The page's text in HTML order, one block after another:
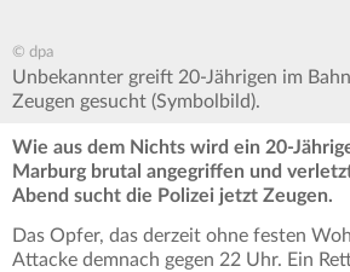
© dpa
Unbekannter greift 20-Jährigen im
Zeugen gesucht (Symbolbild).
Wie aus dem Nichts wird ein 20-
Marburg brutal angegriffen und
Abend sucht die Polizei jetzt Zeugen.
Das Opfer, das derzeit ohne festen
Attacke demnach gegen 22 Uhr. Ein